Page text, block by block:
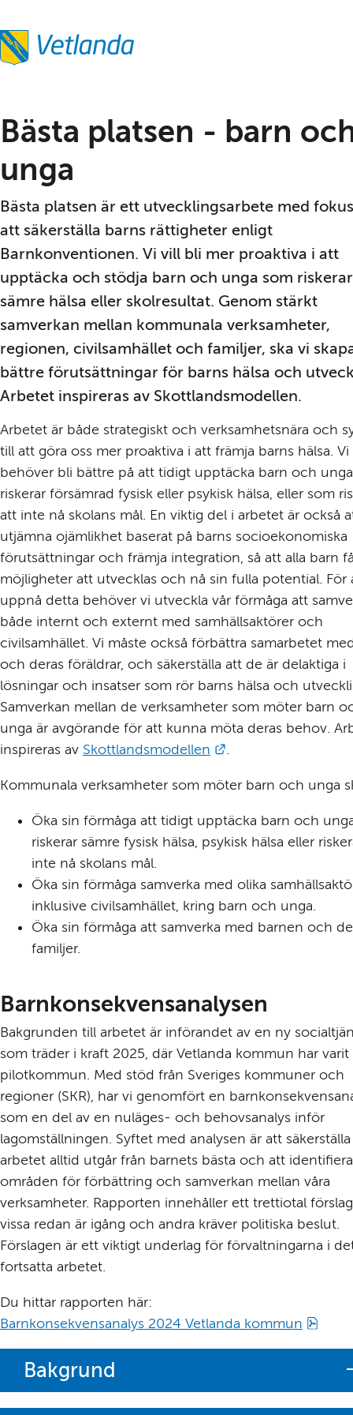
Bästa platsen - barn
unga
Bästa platsen är ett utvecklingsarbete med
att säkerställa barns rättigheter enligt
Barnkonventionen. Vi vill bli mer proaktiva i att
upptäcka och stödja barn och unga som riskerar
sämre hälsa eller skolresultat. Genom stärkt
samverkan mellan kommunala verksamheter,
regionen, civilsamhället och familjer, ska vi
bättre förutsättningar för barns hälsa och
Arbetet inspireras av Skottlandsmodellen.
Arbetet är både strategiskt och verksamhetsnära och
till att göra oss mer proaktiva i att främja barns hälsa. Vi
behöver bli bättre på att tidigt upptäcka barn och
riskerar försämrad fysisk eller psykisk hälsa, eller som
att inte nå skolans mål. En viktig del i arbetet är också
utjämna ojämlikhet baserat på barns socioekonomiska
förutsättningar och främja integration, så att alla barn
möjligheter att utvecklas och nå sin fulla potential. För
uppnå detta behöver vi utveckla vår förmåga att
både internt och externt med samhällsaktörer och
civilsamhället. Vi måste också förbättra samarbetet
och deras föräldrar, och säkerställa att de är delaktiga i
lösningar och insatser som rör barns hälsa och
Samverkan mellan de verksamheter som möter barn
unga är avgörande för att kunna möta deras behov.
inspireras av Skottlandsmodellen
Kommunala verksamheter som möter barn och unga
Öka sin förmåga att tidigt upptäcka barn och
riskerar sämre fysisk hälsa, psykisk hälsa eller
inte nå skolans mål.
Öka sin förmåga samverka med olika
inklusive civilsamhället, kring barn och unga.
Öka sin förmåga att samverka med barnen och
familjer.
Barnkonsekvensanalysen
Bakgrunden till arbetet är införandet av en ny
som träder i kraft 2025, där Vetlanda kommun har varit
pilotkommun. Med stöd från Sveriges kommuner och
regioner (SKR), har vi genomfört en
som en del av en nuläges- och behovsanalys inför
lagomställningen. Syftet med analysen är att
arbetet alltid utgår från barnets bästa och att identifiera
områden för förbättring och samverkan mellan våra
verksamheter. Rapporten innehåller ett trettiotal
vissa redan är igång och andra kräver politiska beslut.
Förslagen är ett viktigt underlag för förvaltningarna i
fortsatta arbetet.
Du hittar rapporten här:
Barnkonsekvensanalys 2024 Vetlanda kommun
Bakgrund